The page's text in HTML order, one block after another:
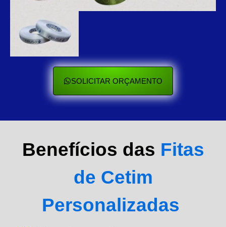
SOLICITAR ORÇAMENTO
Benefícios das Fitas
de Cetim
Personalizadas